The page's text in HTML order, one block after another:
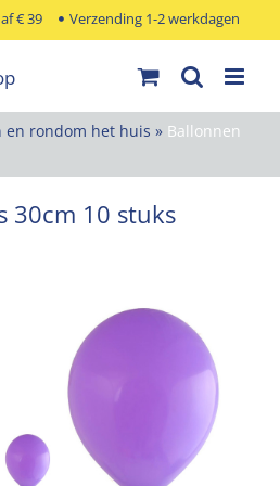
€ 39 Verzending 1-2 werkdagen
en rondom het huis » Ballonnen
30cm 10 stuks